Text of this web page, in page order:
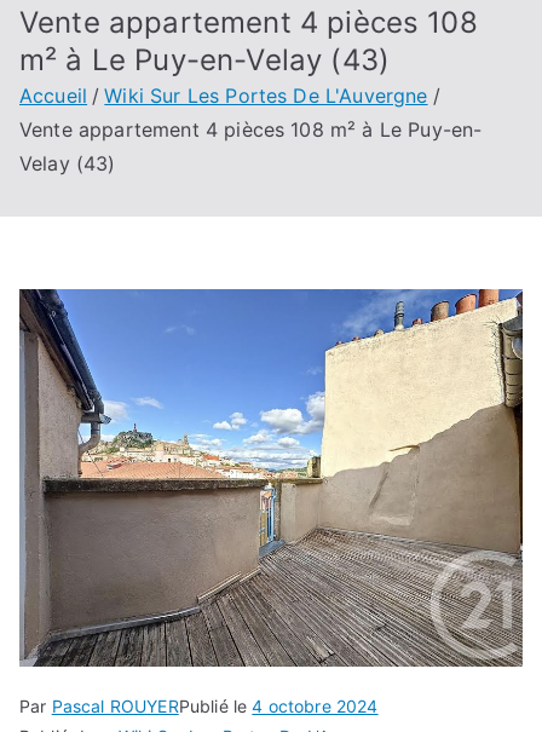
Vente appartement 4 pièces 108
m² à Le Puy-en-Velay (43)
Accueil
Wiki Sur Les Portes De L'Auvergne
Vente appartement 4 pièces 108 m² à Le Puy-en-
Velay (43)
Par Pascal ROUYERPublié le4 octobre 2024